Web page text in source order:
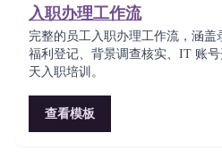
入职办理工作流
完整的员工入职办理工作流，涵盖
福利登记、背景调查核实、IT 账
天入职培训。
查看模板